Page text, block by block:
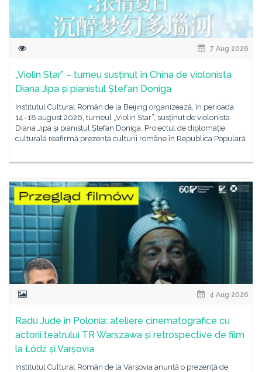
7 Aug 2026
„Violin Star” – turneu susținut în China de violonista
Diana Jipa și pianistul Ștefan Doniga
Institutul Cultural Român de la Beijing organizează, în perioada
14–18 august 2026, turneul „Violin Star”, susținut de violonista
Diana Jipa și pianistul Ștefan Doniga. Proiectul de diplomație
culturală reafirmă prezența culturii române în Republica Populară
4 Aug 2026
Radu Jude în Polonia: ateliere cinematografice cu
actorii teatrului TR Warszawa și retrospective de film
la Łódź și Varșovia
Institutul Cultural Român de la Varșovia anunță o prezență de